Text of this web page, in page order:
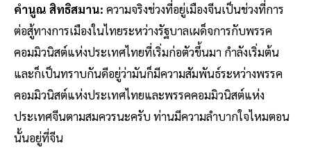
คำนูณ สิทธิสมาน: ความจริงช่วงที่อยู่เมืองจีนเป็นช่วงที่การ
ต่อสู้ทางการเมืองในไทยระหว่างรัฐบาลเผด็จการกับพรรค
คอมมิวนิสต์แห่งประเทศไทยที่เริ่มก่อตัวขึ้นมา กำลังเริ่มต้น
และก็เป็นทราบกันดีอยู่ว่ามันก็มีความสัมพันธ์ระหว่างพรรค
คอมมิวนิสต์แห่งประเทศไทยและพรรคคอมมิวนิสต์แห่ง
ประเทศจีนตามสมควรนะครับ ท่านมีความลำบากใจไหมตอน
นั้นอยู่ที่จีน